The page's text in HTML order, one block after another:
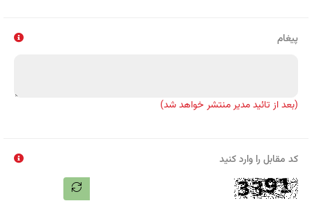
پیغام
(بعد از تائید مدیر منتشر خواهد شد)
کد مقابل را وارد کنید